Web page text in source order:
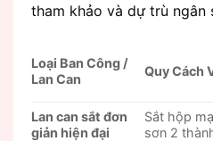
tham khảo và dự trù ngân
Loại Ban Công /
Lan Can
Quy Cách
Lan can sắt đơn
giản hiện đại
Sắt hộp
sơn 2